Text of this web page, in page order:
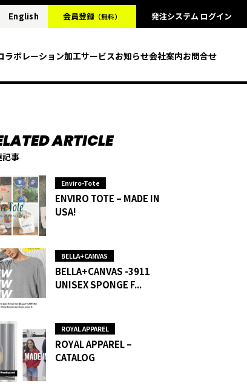
English 会員登録 （無料） 発注システム ログイン
ラボレーション加工サービスお知らせ会社案内お問合せ
記事
Enviro-Tote
ENVIRO TOTE – MADE IN
USA!
BELLA+CANVAS
BELLA+CANVAS -3911
UNISEX SPONGE F...
ROYAL APPAREL
ROYAL APPAREL –
CATALOG